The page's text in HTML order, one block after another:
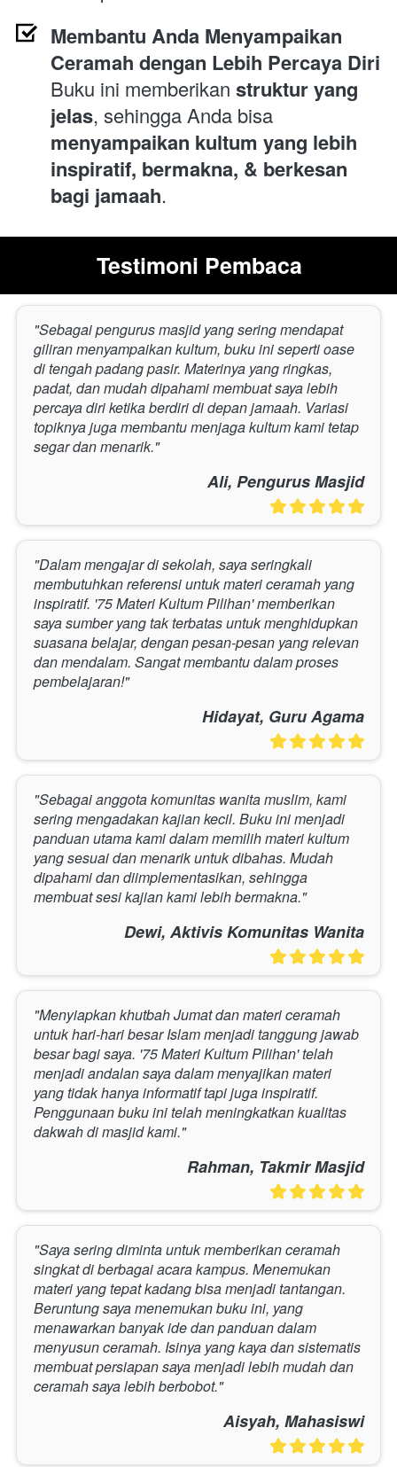
Membantu Anda Menyampaikan
Ceramah dengan Lebih Percaya Diri
Buku ini memberikan struktur yang
jelas
menyampaikan kultum yang lebih
inspiratif, bermakna, & berkesan
bagi jamaah.
Testimoni Pembaca
"Sebagai pengurus masjid yang sering mendapat
giliran menyampaikan kultum, buku ini seperti oase
di tengah padang pasir. Materinya yang ringkas,
padat, dan mudah dipahami membuat saya lebih
percaya diri ketika berdiri di depan jamaah. Variasi
topiknya juga membantu menjaga kultum kami tetap
segar dan menarik."
Ali, Pengurus Masjid
"Dalam mengajar di sekolah, saya seringkali
membutuhkan referensi untuk materi ceramah yang
inspiratif. '75 Materi Kultum Pilihan' memberikan
saya sumber yang tak terbatas untuk menghidupkan
suasana belajar, dengan pesan-pesan yang relevan
dan mendalam. Sangat membantu dalam proses
pembelajaran!"
Hidayat, Guru Agama
"Sebagai anggota komunitas wanita muslim, kami
sering mengadakan kajian kecil. Buku ini menjadi
panduan utama kami dalam memilih materi kultum
yang sesuai dan menarik untuk dibahas. Mudah
dipahami dan diimplementasikan, sehingga
membuat sesi kajian kami lebih bermakna."
Dewi, Aktivis Komunitas Wanita
"Menyiapkan khutbah Jumat dan materi ceramah
untuk hari-hari besar Islam menjadi tanggung jawab
besar bagi saya. '75 Materi Kultum Pilihan' telah
menjadi andalan saya dalam menyajikan materi
yang tidak hanya informatif tapi juga inspiratif.
Penggunaan buku ini telah meningkatkan kualitas
dakwah di masjid kami."
Rahman, Takmir Masjid
"Saya sering diminta untuk memberikan ceramah
singkat di berbagai acara kampus. Menemukan
materi yang tepat kadang bisa menjadi tantangan.
Beruntung saya menemukan buku ini, yang
menawarkan banyak ide dan panduan dalam
menyusun ceramah. Isinya yang kaya dan sistematis
membuat persiapan saya menjadi lebih mudah dan
ceramah saya lebih berbobot."
Aisyah, Mahasiswi